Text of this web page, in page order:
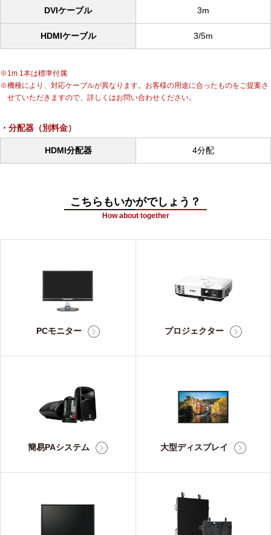
DVIケーブル 3m
HDMIケーブル 3/5m
1m 1本は標準付属
機種により、対応ケーブルが異なります。お客様の用途に合ったものをご提案さ
せていただきますので、詳しくはお問い合わせください。
分配器（別料金）
HDMI分配器 4分配
こちらもいかがでしょう？
How about together
PCモニター プロジェクター
簡易PAシステム 大型ディスプレイ